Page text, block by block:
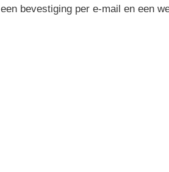
een bevestiging per e-mail en een